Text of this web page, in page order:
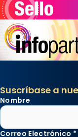
Suscríbase a
Nombre
Correo Electrónico *